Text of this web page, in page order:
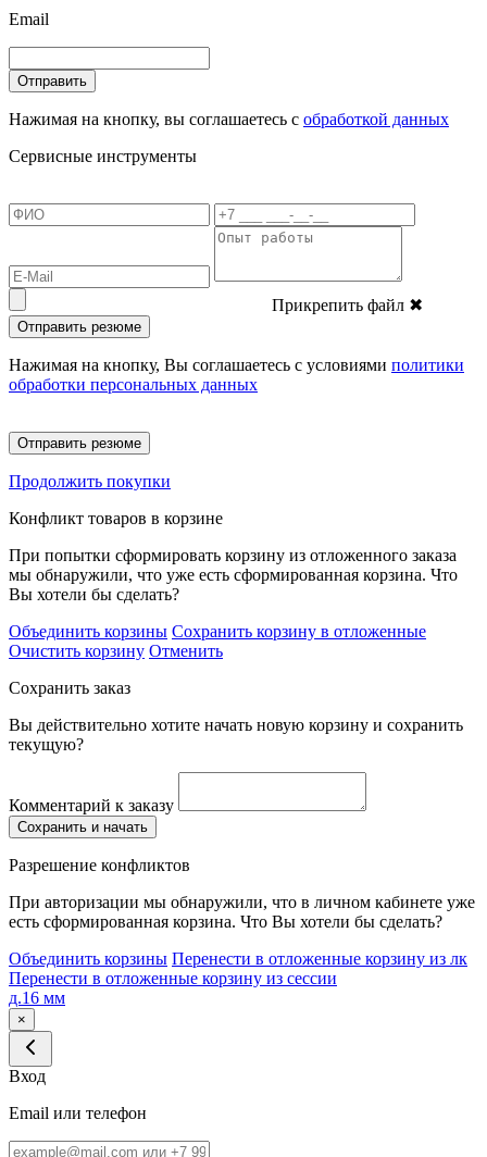
Email
Отправить
Нажимая на кнопку, вы соглашаетесь с обработкой данных
Сервисные инструменты
Прикрепить файл ✖
Отправить резюме
Нажимая на кнопку, Вы соглашаетесь с условиями политики
обработки персональных данных
Отправить резюме
Продолжить покупки
Конфликт товаров в корзине
При попытки сформировать корзину из отложенного заказа
мы обнаружили, что уже есть сформированная корзина. Что
Вы хотели бы сделать?
Объединить корзины Сохранить корзину в отложенные
Очистить корзину Отменить
Сохранить заказ
Вы действительно хотите начать новую корзину и сохранить
текущую?
Комментарий к заказу
Сохранить и начать
Разрешение конфликтов
При авторизации мы обнаружили, что в личном кабинете уже
есть сформированная корзина. Что Вы хотели бы сделать?
Объединить корзины Перенести в отложенные корзину из лк
Перенести в отложенные корзину из сессии
д.16 мм
×
Вход
Email или телефон